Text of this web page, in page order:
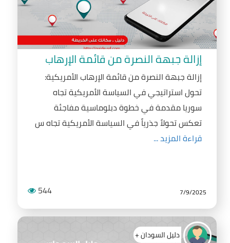
إزالة جبهة النصرة من قائمة الإرهاب
إزالة جبهة النصرة من قائمة الإرهاب الأمريكية:
تحول استراتيجي في السياسة الأمريكية تجاه
سوريا مقدمة في خطوة دبلوماسية مفاجئة
تعكس تحولاً جذرياً في السياسة الأمريكية تجاه س
قراءة المزيد ...
7/9/2025
544
دليل السودان +